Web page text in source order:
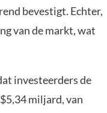
bevestigt. Echter,
van de markt, wat
investeerders de
miljard, van